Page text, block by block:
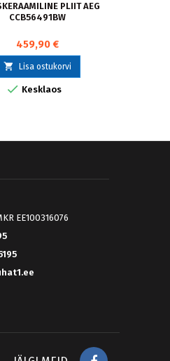
PLIIT AEG
CCB56491BW
459,90 €
 Lisa ostukorvi
 Kesklaos
EE100316076